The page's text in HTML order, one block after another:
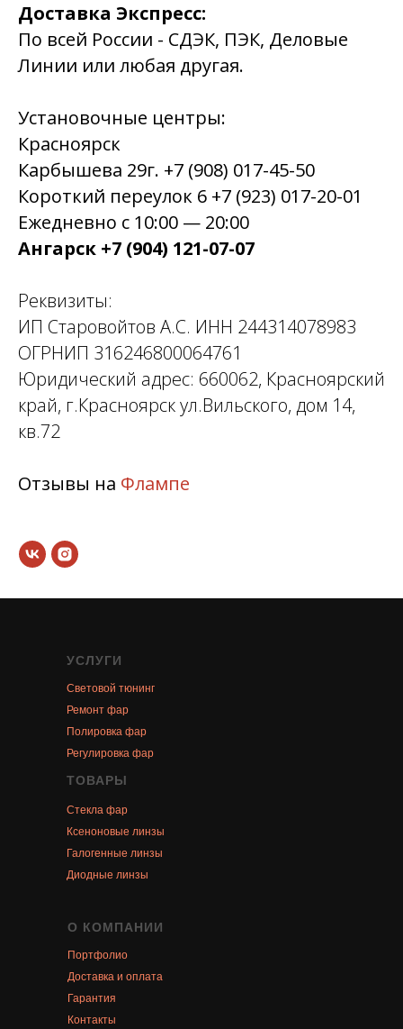
Доставка Экспресс:
По всей России - СДЭК, ПЭК, Деловые
Линии или любая другая.
Установочные центры:
Красноярск
Карбышева 29г. +7 (908) 017-45-50
Короткий переулок 6 +7 (923) 017-20-01
Ежедневно с 10:00 — 20:00
Ангарск +7 (904) 121-07-07
Реквизиты:
ИП Старовойтов А.С. ИНН 244314078983
ОГРНИП 316246800064761
Юридический адрес: 660062, Красноярский
край, г.Красноярск ул.Вильского, дом 14,
кв.72
Отзывы на Флампе
УСЛУГИ
Световой тюнинг
Ремонт фар
Полировка фар
Регулировка фар
ТОВАРЫ
Стекла фар
Ксеноновые линзы
Галогенные линзы
Диодные линзы
О КОМПАНИИ
Портфолио
Доставка и оплата
Гарантия
Контакты